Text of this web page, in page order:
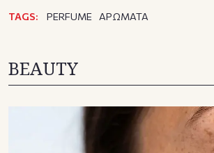
TAGS: PERFUME ΑΡΩΜΑΤΑ
BEAUTY